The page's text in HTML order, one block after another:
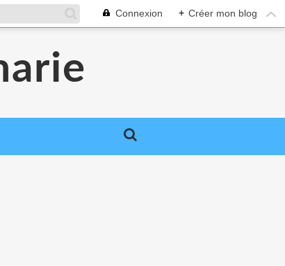
Connexion + Créer mon blog